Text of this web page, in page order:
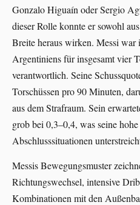
Gonzalo Higuaín oder Sergio
dieser Rolle konnte er sowohl
Breite heraus wirken. Messi war
Argentiniens für insgesamt vier
verantwortlich. Seine
Torschüssen pro 90 Minuten,
aus dem Strafraum. Sein
grob bei 0,3–0,4, was seine
Abschlusssituationen
Messis Bewegungsmuster
Richtungswechsel, intensive
Kombinationen mit den